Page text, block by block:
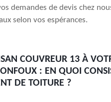
demandes de devis chez
selon vos espérances.
COUVREUR 13 À
: EN QUOI
DE TOITURE ?